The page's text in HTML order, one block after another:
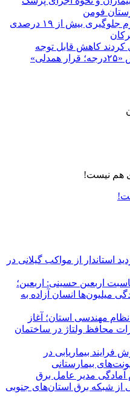
فومن
با استفاده از تعمیرات خط گرم جلوگیری بیش از ۱۹ درصدی
کردند كاهش قابل توجه
استاندار از مواکب گیلانی در
اربعین حسینی: اربعین؛
میلیون‌ها انسان آزاده به
مهندسی استان؛ آغاز
محافظ ولتاژ در ساختمان
بیماریابی در
بیمارستانی
آمادگی مدیر عامل برق
از شبكه برق استان‌های جنوبی